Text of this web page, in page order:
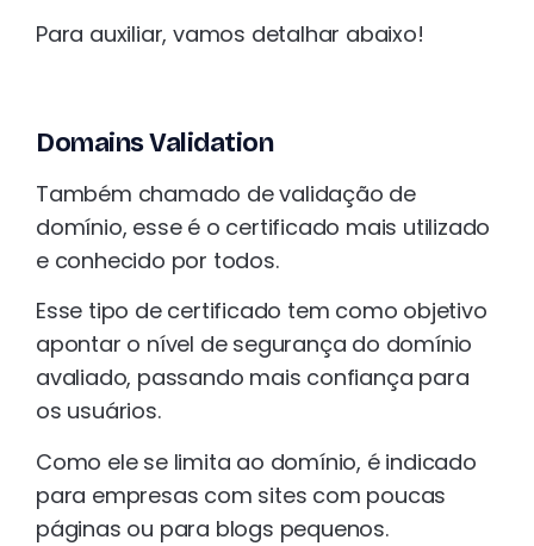
Para auxiliar, vamos detalhar abaixo!
Domains Validation
Também chamado de validação de
domínio, esse é o certificado mais utilizado
e conhecido por todos.
Esse tipo de certificado tem como objetivo
apontar o nível de segurança do domínio
avaliado, passando mais confiança para
os usuários.
Como ele se limita ao domínio, é indicado
para empresas com sites com poucas
páginas ou para blogs pequenos.